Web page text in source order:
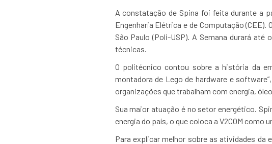
A constatação de Spina foi feita durante a
Engenharia Elétrica e de Computação
São Paulo (Poli-USP). A Semana durará
técnicas.
O politécnico contou sobre a história da
montadora de Lego de hardware e
organizações que trabalham com energia,
Sua maior atuação é no setor energético.
energia do país, o que coloca a V2COM
Para explicar melhor sobre as atividades da